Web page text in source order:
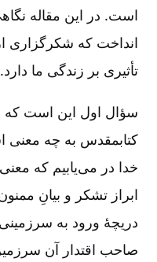
است. در این مقاله
انداخت که شکرگزاری
تأثیری بر زندگی ما دارد.
سؤال اول این است
کتابمقدس به چه معنی
خدا در می‌یابیم که
ابراز تشکر و بیانِ
دریچۀ ورود به
صاحب اقتدار آن